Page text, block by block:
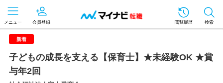
メニュー 会員登録 閲覧履歴 検索
新着
子どもの成長を支える【保育士】★未経験OK ★賞
与年2回